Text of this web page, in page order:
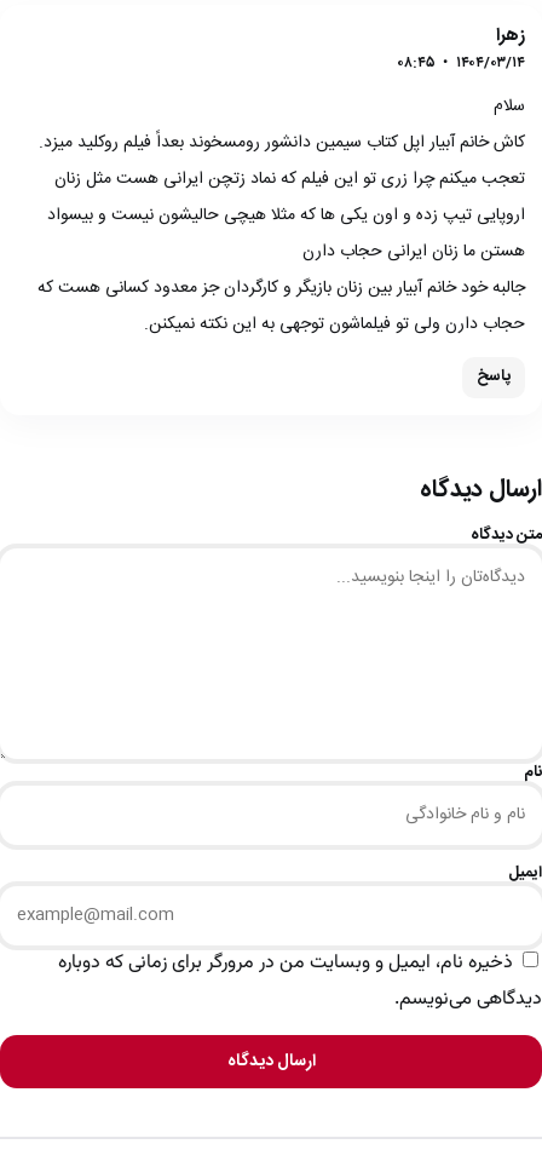
زهرا
۱۴۰۴/۰۳/۱۴ •
سلام
کاش خانم آبیار اپل کتاب سیمین دانشور رو‌مسخوند بعداً فیلم رو‌کلید میزد.
تعجب میکنم چرا زری تو این فیلم که نماد زتچن ایرانی هست مثل زنان
اروپایی تیپ زده و اون یکی ها که مثلا هیچی حالیشون نیست و بیسواد
هستن ما زنان ایرانی حجاب دارن
جالبه خود خانم آبیار بین زنان بازیگر و کارگردان جز معدود کسانی هست که
حجاب دارن ولی تو فیلماشون توجهی به این نکته نمیکنن.
پاسخ
ارسال دیدگاه
متن دیدگاه
نام
ایمیل
ذخیره نام، ایمیل و وبسایت من در مرورگر برای زمانی که دوباره
دیدگاهی می‌نویسم.
ارسال دیدگاه